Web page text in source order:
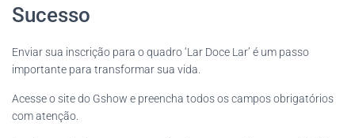
Sucesso
Enviar sua inscrição para o quadro ‘Lar Doce Lar’ é um passo
importante para transformar sua vida.
Acesse o site do Gshow e preencha todos os campos obrigatórios
com atenção.